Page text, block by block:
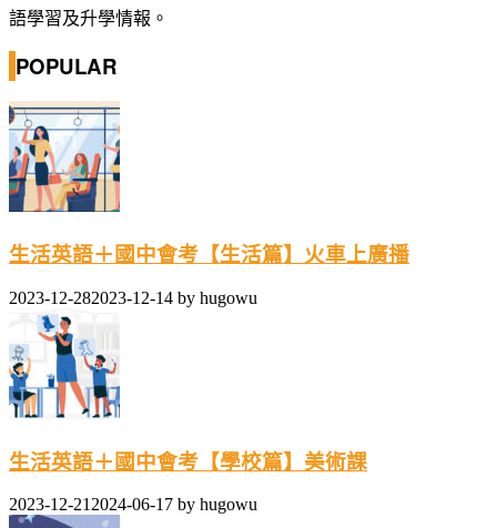
語學習及升學情報。
POPULAR
生活英語＋國中會考【生活篇】火車上廣播
2023-12-282023-12-14 by hugowu
生活英語＋國中會考【學校篇】美術課
2023-12-21 2024-06-17 by hugowu